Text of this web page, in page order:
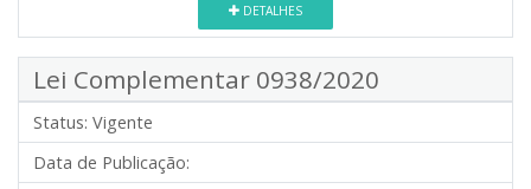
DETALHES
Lei Complementar 0938/2020
Status: Vigente
Data de Publicação: